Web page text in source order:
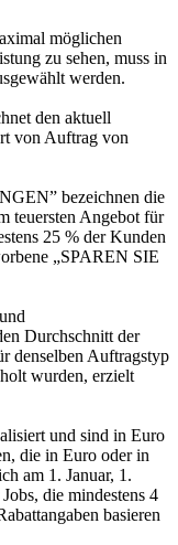
möglichen
zu sehen, muss in
werden.
den aktuell
von Auftrag von
bezeichnen die
teuersten Angebot für
25 % der Kunden
„SPAREN SIE
Durchschnitt der
denselben Auftragstyp
wurden, erzielt
und sind in Euro
die in Euro oder in
am 1. Januar, 1.
die mindestens 4
basieren